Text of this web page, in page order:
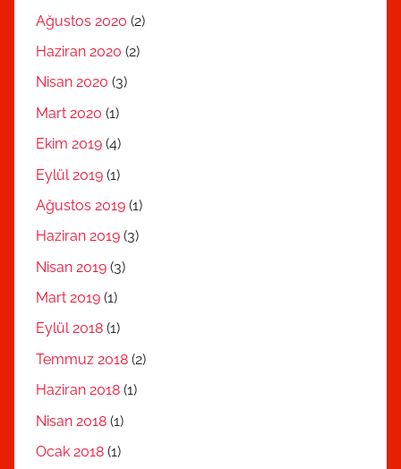
Ağustos 2020 (2)
Haziran 2020 (2)
Nisan 2020 (3)
Mart 2020 (1)
Ekim 2019 (4)
Eylül 2019 (1)
Ağustos 2019 (1)
Haziran 2019 (3)
Nisan 2019 (3)
Mart 2019 (1)
Eylül 2018 (1)
Temmuz 2018 (2)
Haziran 2018 (1)
Nisan 2018 (1)
Ocak 2018 (1)